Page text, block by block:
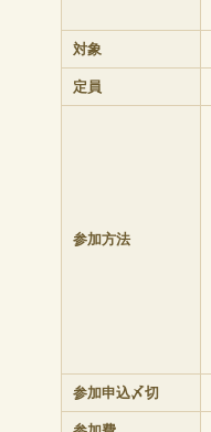
対象
定員
参加方法
参加申込〆切